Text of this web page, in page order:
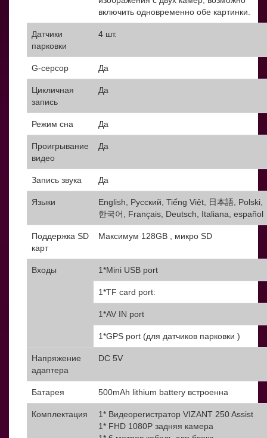
включить одновременно обе картинки.
Датчики
парковки
4 шт.
G-серсор Да
Цикличная
запись
Да
Режим сна Да
Проигрывание
видео
Да
Запись звука Да
Языки
English, Русский, Tiếng Việt, 日本語, Polski,
한국어, Français, Deutsch, Italiana, español
Поддержка SD
карт
Максимум 128GB , микро SD
Входы 1*Mini USB port
1*TF card port:
1*AV IN port
1*GPS port (для датчиков парковки )
Напряжение
адаптера
DC 5V
Батарея 500mAh lithium battery встроенна
Комплектация
1* Видеорегистратор VIZANT 250 Assist
1* FHD 1080P задняя камера